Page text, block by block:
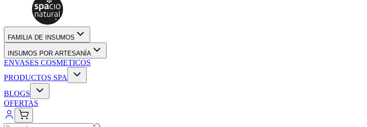
FAMILIA DE INSUMOS
INSUMOS POR ARTESANÍA
ENVASES COSMETICOS
PRODUCTOS SPA
BLOGS
OFERTAS